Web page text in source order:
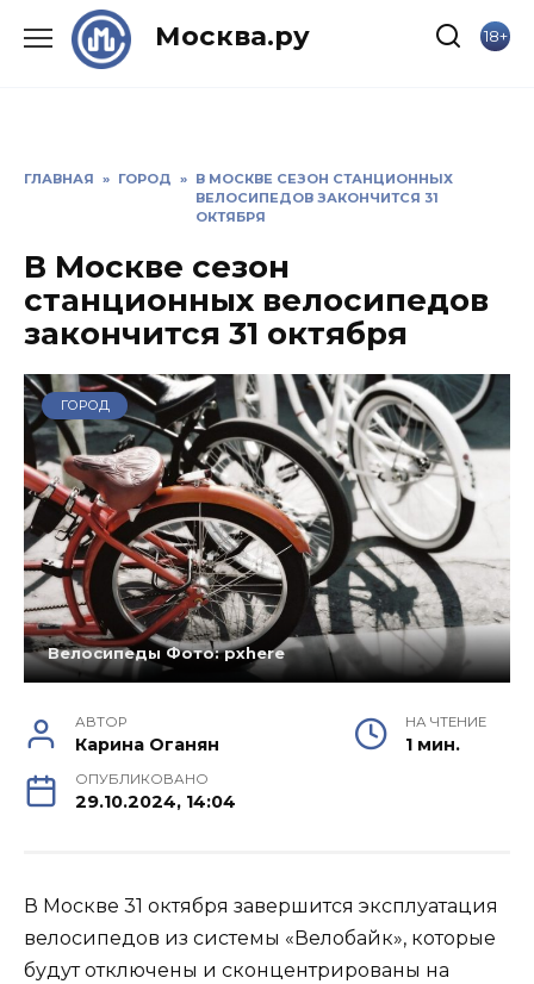
Москва.ру 18+
ГЛАВНАЯ » ГОРОД » В МОСКВЕ СЕЗОН СТАНЦИОННЫХ
ВЕЛОСИПЕДОВ ЗАКОНЧИТСЯ 31
ОКТЯБРЯ
В Москве сезон
станционных велосипедов
закончится 31 октября
ГОРОД
Велосипеды Фото: pxhere
АВТОР
Карина Оганян
НА ЧТЕНИЕ
1 мин.
ОПУБЛИКОВАНО
29.10.2024, 14:04
В Москве 31 октября завершится эксплуатация
велосипедов из системы «Велобайк», которые
будут отключены и сконцентрированы на